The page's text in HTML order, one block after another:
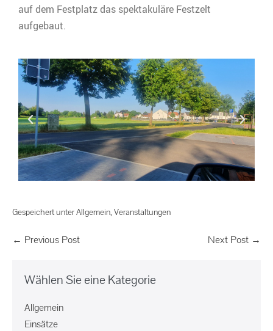
auf dem Festplatz das spektakuläre Festzelt
aufgebaut.
Gespeichert unterAllgemein Veranstaltungen
← Previous Post Next Post →
Wählen Sie eine Kategorie
Allgemein
Einsätze